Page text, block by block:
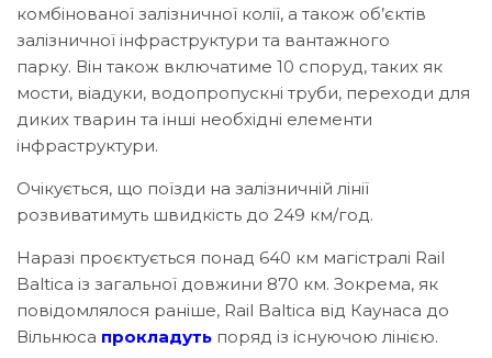
комбінованої залізничної колії, а також об’єктів
залізничної інфраструктури та вантажного
парку. Він також включатиме 10 споруд, таких як
мости, віадуки, водопропускні труби, переходи для
диких тварин та інші необхідні елементи
інфраструктури.
Очікується, що поїзди на залізничній лінії
розвиватимуть швидкість до 249 км/год.
Наразі проєктується понад 640 км магістралі Rail
Baltica із загальної довжини 870 км. Зокрема, як
повідомлялося раніше, Rail Baltica від Каунаса до
Вільнюса прокладуть поряд із існуючою лінією.